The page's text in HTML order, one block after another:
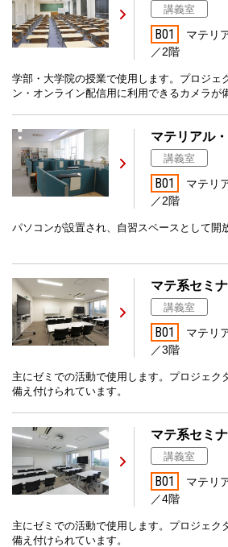
講義室
B01
マテリ
／2階
学部・大学院の授業で使用します。プロジェ
ン・オンライン配信用に利用できるカメラが
マテリアル
講義室
B01
マテリ
／2階
パソコンが設置され、自習スペースとして開
マテ系セミ
講義室
B01
マテリ
／3階
主にゼミでの活動で使用します。プロジェク
備え付けられています。
マテ系セミ
講義室
B01
マテリ
／4階
主にゼミでの活動で使用します。プロジェク
備え付けられています。